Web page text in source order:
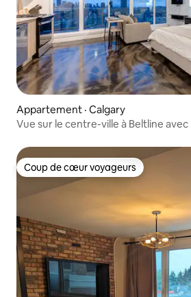
Appartement · Calgary
Vue sur le centre-ville à Beltline avec
Coup de cœur voyageurs
Coup de cœur voyageurs